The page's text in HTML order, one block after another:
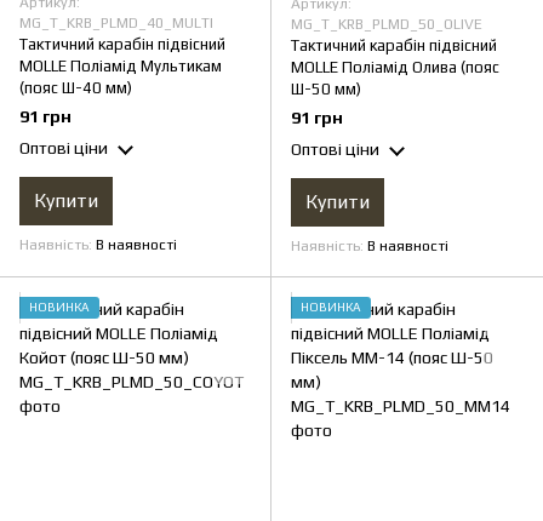
MG_T_KRB_PLMD_40_MULTI
Тактичний карабін підвісний
MOLLE Поліамід Мультикам
(пояс Ш-40 мм)
91 грн
Оптові ціни
Купити
Наявність В наявності
Артикул:
MG_T_KRB_PLMD_50_OLIVE
Тактичний карабін підвісний
MOLLE Поліамід Олива (пояс
Ш-50 мм)
91 грн
Оптові ціни
Купити
Наявність В наявності
НОВИНКА НОВИНКА